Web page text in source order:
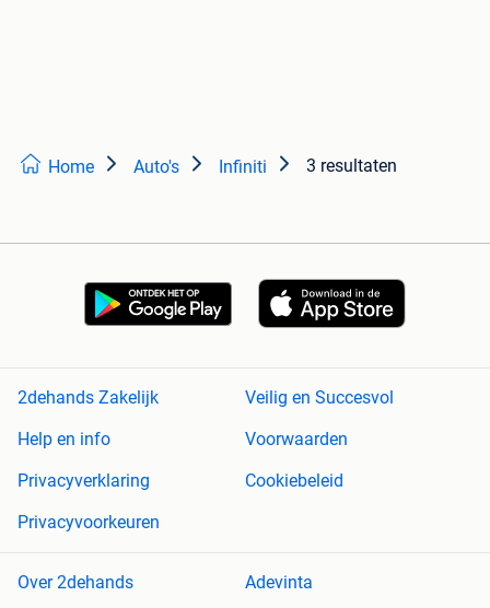
Home Auto's Infiniti 3 resultaten
2dehands Zakelijk
Veilig en Succesvol
Help en info
Voorwaarden
Privacyverklaring
Cookiebeleid
Privacyvoorkeuren
Over 2dehands Adevinta